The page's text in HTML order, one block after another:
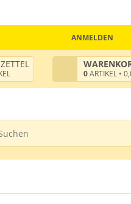
ANMELDEN
0ARTIKEL •